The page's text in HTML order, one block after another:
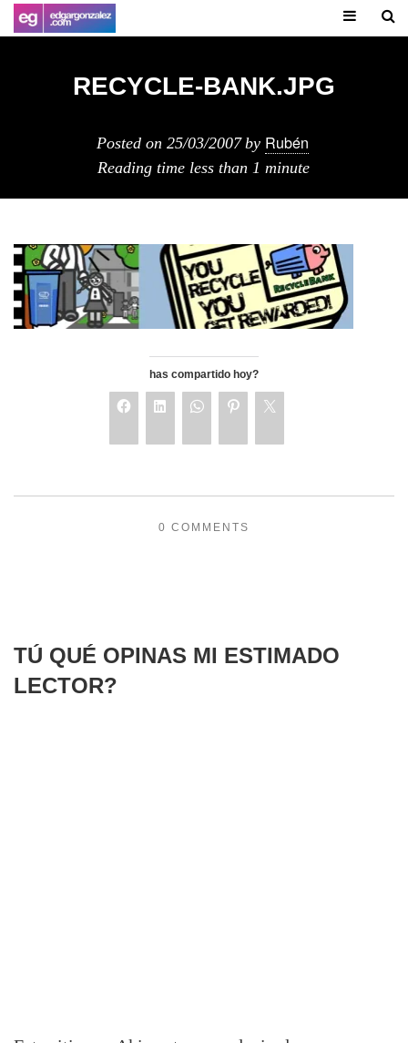
RECYCLE-BANK.JPG
Posted on 25/03/2007 by Rubén
Reading time less than 1 minute
has compartido hoy?
0 COMMENTS
TÚ QUÉ OPINAS MI ESTIMADO
LECTOR?